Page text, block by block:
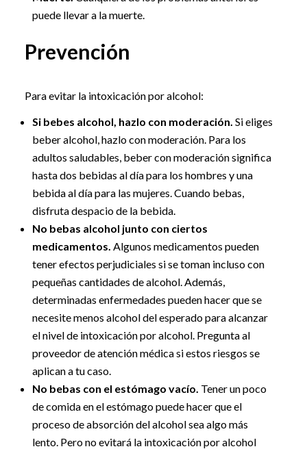
puede llevar a la muerte.
Prevención
Para evitar la intoxicación por alcohol:
Si bebes alcohol, hazlo con moderación. Si eliges
beber alcohol, hazlo con moderación. Para los
adultos saludables, beber con moderación significa
hasta dos bebidas al día para los hombres y una
bebida al día para las mujeres. Cuando bebas,
disfruta despacio de la bebida.
No bebas alcohol junto con ciertos
medicamentos. Algunos medicamentos pueden
tener efectos perjudiciales si se toman incluso con
pequeñas cantidades de alcohol. Además,
determinadas enfermedades pueden hacer que se
necesite menos alcohol del esperado para alcanzar
el nivel de intoxicación por alcohol. Pregunta al
proveedor de atención médica si estos riesgos se
aplican a tu caso.
No bebas con el estómago vacío. Tener un poco
de comida en el estómago puede hacer que el
proceso de absorción del alcohol sea algo más
lento. Pero no evitará la intoxicación por alcohol